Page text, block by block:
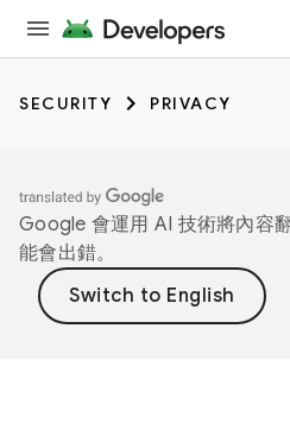
SECURITY PRIVACY
Google 會運用 AI 技術將內容
能會出錯。